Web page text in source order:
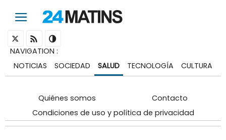
NAVIGATION :
NOTICIAS
SOCIEDAD SALUD TECNOLOGÍA CULTURA
Quiénes somos
Contacto
Condiciones de uso y política de privacidad